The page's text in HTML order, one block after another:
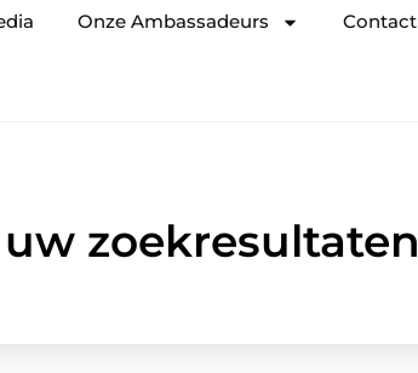
Onze Ambassadeurs Contact
zoekresultaten